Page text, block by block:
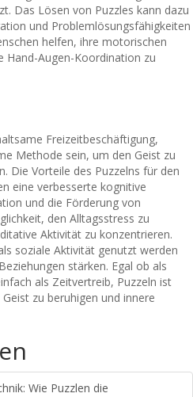
Das Lösen von Puzzles kann dazu
und Problemlösungsfähigkeiten
helfen, ihre motorischen
Hand-Augen-Koordination zu
Freizeitbeschäftigung,
Methode sein, um den Geist zu
Die Vorteile des Puzzelns für den
eine verbesserte kognitive
und die Förderung von
den Alltagsstress zu
Aktivität zu konzentrieren.
soziale Aktivität genutzt werden
stärken. Egal ob als
als Zeitvertreib, Puzzeln ist
zu beruhigen und innere
Wie Puzzlen die